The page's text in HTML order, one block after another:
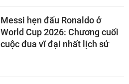
Messi hẹn đấu Ronaldo ở
World Cup 2026: Chương cuối
cuộc đua vĩ đại nhất lịch sử